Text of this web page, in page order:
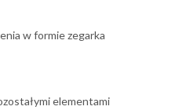
w formie zegarka
elementami